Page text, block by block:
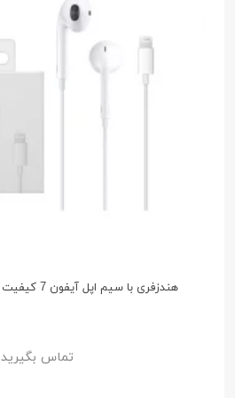
هندزفری با سیم اپل آیفون 7 کیفیت +A مدل 1748-شارسل
تماس بگیرید